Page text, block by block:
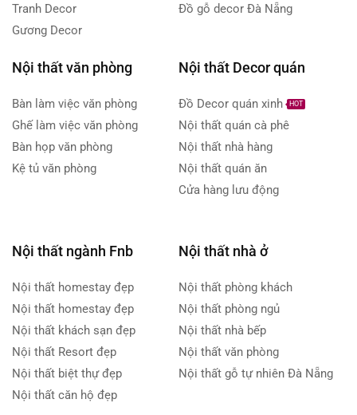
Tranh Decor
Gương Decor
Đồ gỗ decor Đà Nẵng
Nội thất văn phòng
Bàn làm việc văn phòng
Ghế làm việc văn phòng
Bàn họp văn phòng
Kệ tủ văn phòng
Nội thất Decor quán
Đồ Decor quán xinh HOT
Nội thất quán cà phê
Nội thất nhà hàng
Nội thất quán ăn
Cửa hàng lưu động
Nội thất ngành Fnb
Nội thất homestay đẹp
Nội thất homestay đẹp
Nội thất khách sạn đẹp
Nội thất Resort đẹp
Nội thất biệt thự đẹp
Nội thất căn hộ đẹp
Nội thất nhà ở
Nội thất phòng khách
Nội thất phòng ngủ
Nội thất nhà bếp
Nội thất văn phòng
Nội thất gỗ tự nhiên Đà Nẵng